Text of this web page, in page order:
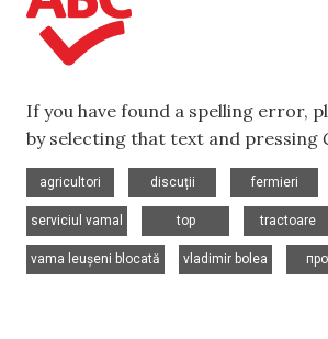
If you have found a spelling error,
by selecting that text and pressing
agricultori
discuții
fermieri
serviciul vamal
top
tractoare
vama leușeni blocată
vladimir bolea